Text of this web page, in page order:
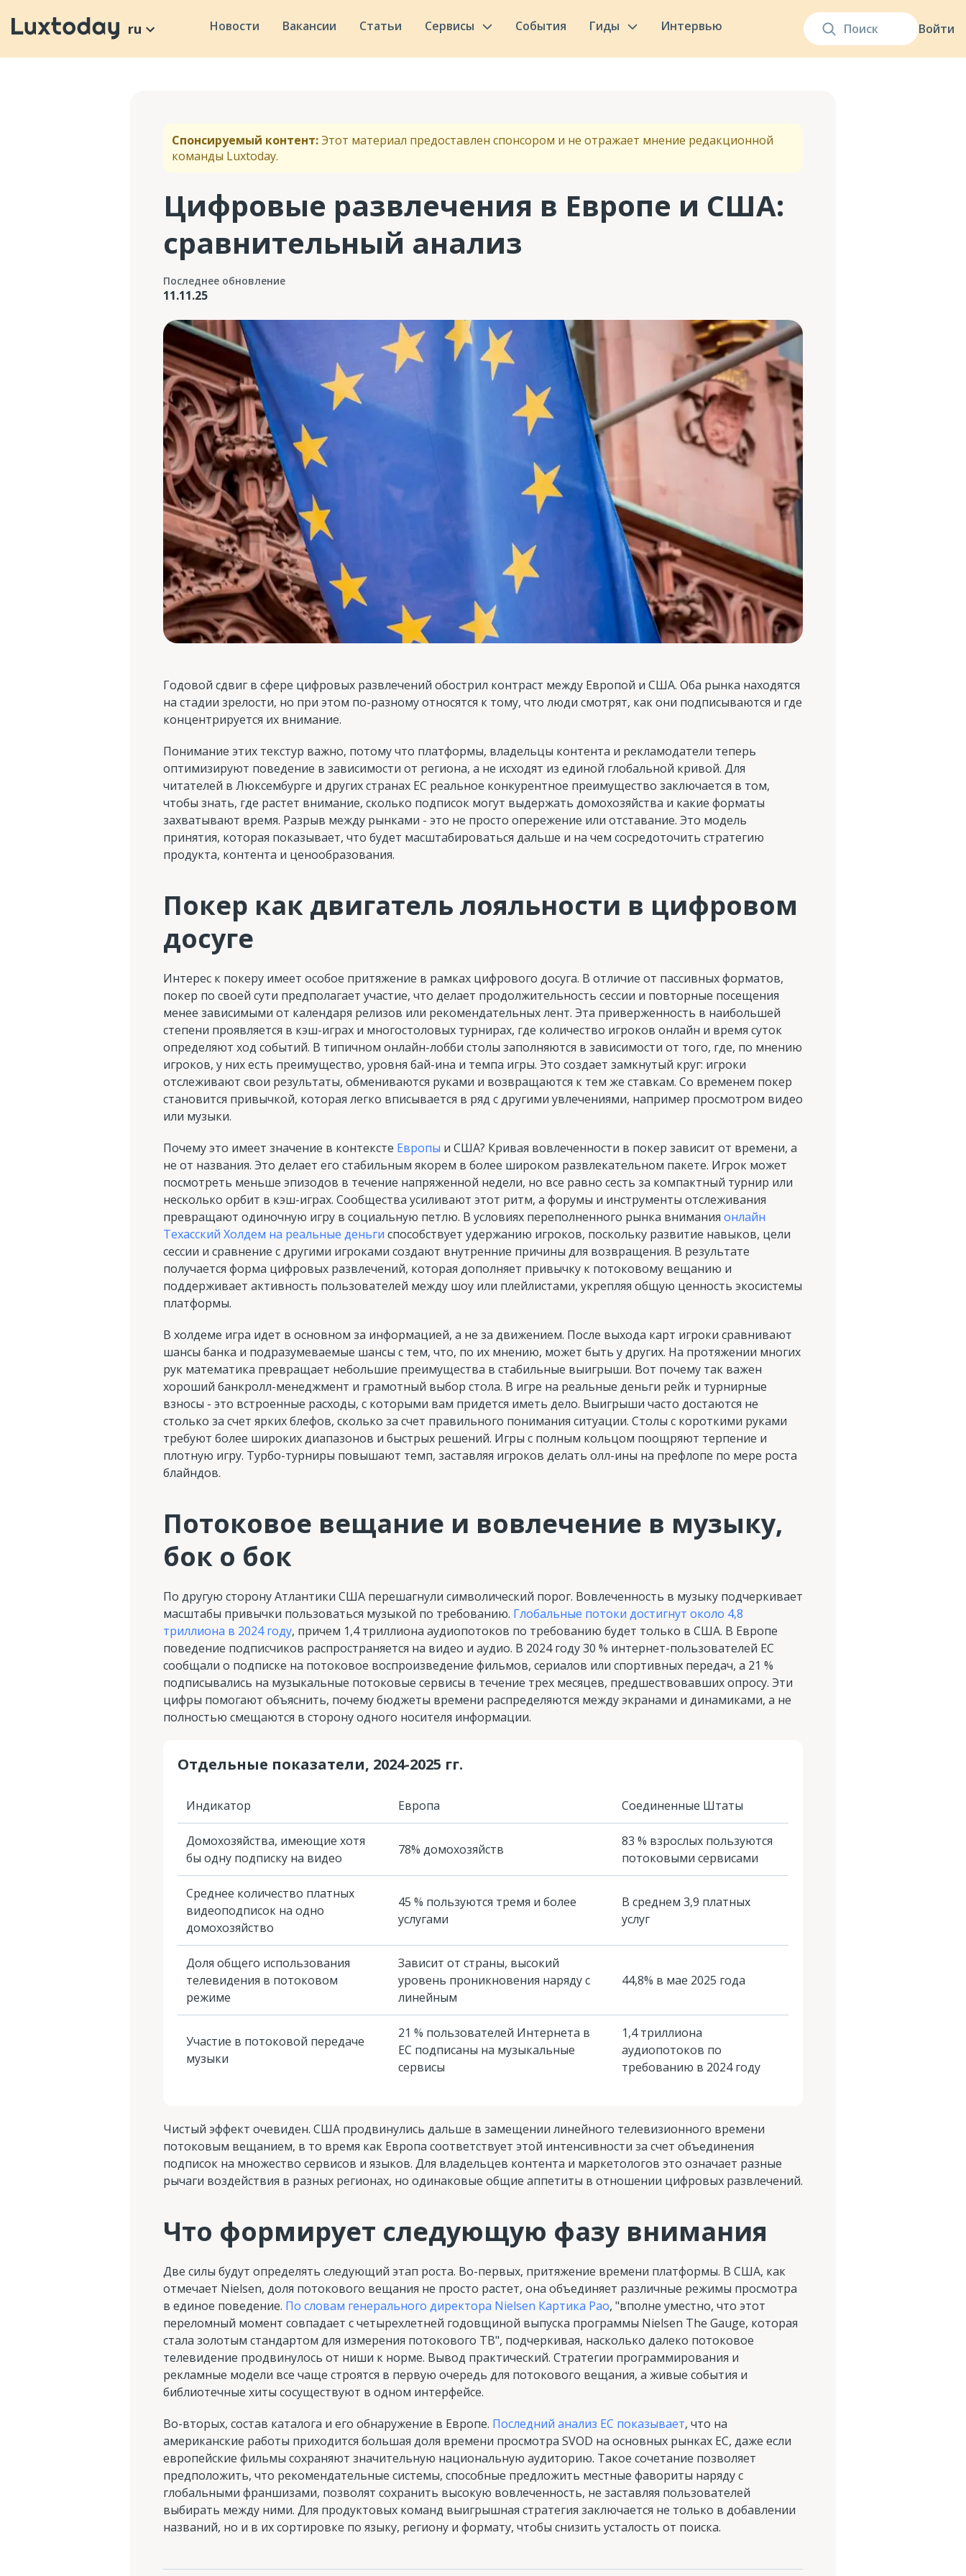
Войти
ru Новости Вакансии Статьи Сервисы События Гиды Интервью
Спонсируемый контент:Этот материал предоставлен спонсором и не отражает мнение редакционной
команды Luxtoday.
Цифровые развлечения в Европе и США:
сравнительный анализ
Последнее обновление
11.11.25
Годовой сдвиг в сфере цифровых развлечений обострил контраст между Европой и США. Оба рынка находятся
на стадии зрелости, но при этом по-разному относятся к тому, что люди смотрят, как они подписываются и где
концентрируется их внимание.
Понимание этих текстур важно, потому что платформы, владельцы контента и рекламодатели теперь
оптимизируют поведение в зависимости от региона, а не исходят из единой глобальной кривой. Для
читателей в Люксембурге и других странах ЕС реальное конкурентное преимущество заключается в том,
чтобы знать, где растет внимание, сколько подписок могут выдержать домохозяйства и какие форматы
захватывают время. Разрыв между рынками - это не просто опережение или отставание. Это модель
принятия, которая показывает, что будет масштабироваться дальше и на чем сосредоточить стратегию
продукта, контента и ценообразования.
Покер как двигатель лояльности в цифровом
досуге
Интерес к покеру имеет особое притяжение в рамках цифрового досуга. В отличие от пассивных форматов,
покер по своей сути предполагает участие, что делает продолжительность сессии и повторные посещения
менее зависимыми от календаря релизов или рекомендательных лент. Эта приверженность в наибольшей
степени проявляется в кэш-играх и многостоловых турнирах, где количество игроков онлайн и время суток
определяют ход событий. В типичном онлайн-лобби столы заполняются в зависимости от того, где, по мнению
игроков, у них есть преимущество, уровня бай-ина и темпа игры. Это создает замкнутый круг: игроки
отслеживают свои результаты, обмениваются руками и возвращаются к тем же ставкам. Со временем покер
становится привычкой, которая легко вписывается в ряд с другими увлечениями, например просмотром видео
или музыки.
Почему это имеет значение в контексте Европы и США? Кривая вовлеченности в покер зависит от времени, а
не от названия. Это делает его стабильным якорем в более широком развлекательном пакете. Игрок может
посмотреть меньше эпизодов в течение напряженной недели, но все равно сесть за компактный турнир или
несколько орбит в кэш-играх. Сообщества усиливают этот ритм, а форумы и инструменты отслеживания
превращают одиночную игру в социальную петлю. В условиях переполненного рынка внимания онлайн
Техасский Холдем на реальные деньги способствует удержанию игроков, поскольку развитие навыков, цели
сессии и сравнение с другими игроками создают внутренние причины для возвращения. В результате
получается форма цифровых развлечений, которая дополняет привычку к потоковому вещанию и
поддерживает активность пользователей между шоу или плейлистами, укрепляя общую ценность экосистемы
платформы.
В холдеме игра идет в основном за информацией, а не за движением. После выхода карт игроки сравнивают
шансы банка и подразумеваемые шансы с тем, что, по их мнению, может быть у других. На протяжении многих
рук математика превращает небольшие преимущества в стабильные выигрыши. Вот почему так важен
хороший банкролл-менеджмент и грамотный выбор стола. В игре на реальные деньги рейк и турнирные
взносы - это встроенные расходы, с которыми вам придется иметь дело. Выигрыши часто достаются не
столько за счет ярких блефов, сколько за счет правильного понимания ситуации. Столы с короткими руками
требуют более широких диапазонов и быстрых решений. Игры с полным кольцом поощряют терпение и
плотную игру. Турбо-турниры повышают темп, заставляя игроков делать олл-ины на префлопе по мере роста
блайндов.
Потоковое вещание и вовлечение в музыку,
бок о бок
По другую сторону Атлантики США перешагнули символический порог. Вовлеченность в музыку подчеркивает
масштабы привычки пользоваться музыкой по требованию. Глобальные потоки достигнут около 4,8
триллиона в 2024 году, причем 1,4 триллиона аудиопотоков по требованию будет только в США. В Европе
поведение подписчиков распространяется на видео и аудио. В 2024 году 30 % интернет-пользователей ЕС
сообщали о подписке на потоковое воспроизведение фильмов, сериалов или спортивных передач, а 21 %
подписывались на музыкальные потоковые сервисы в течение трех месяцев, предшествовавших опросу. Эти
цифры помогают объяснить, почему бюджеты времени распределяются между экранами и динамиками, а не
полностью смещаются в сторону одного носителя информации.
Отдельные показатели, 2024-2025 гг.
Индикатор Европа Соединенные Штаты
Домохозяйства, имеющие хотя
бы одну подписку на видео
78% домохозяйств
83 % взрослых пользуются
потоковыми сервисами
Среднее количество платных
видеоподписок на одно
домохозяйство
45 % пользуются тремя и более
услугами
В среднем 3,9 платных
услуг
Доля общего использования
телевидения в потоковом
режиме
Зависит от страны, высокий
уровень проникновения наряду с
линейным
44,8% в мае 2025 года
Участие в потоковой передаче
музыки
21 % пользователей Интернета в
ЕС подписаны на музыкальные
сервисы
1,4 триллиона
аудиопотоков по
требованию в 2024 году
Чистый эффект очевиден. США продвинулись дальше в замещении линейного телевизионного времени
потоковым вещанием, в то время как Европа соответствует этой интенсивности за счет объединения
подписок на множество сервисов и языков. Для владельцев контента и маркетологов это означает разные
рычаги воздействия в разных регионах, но одинаковые общие аппетиты в отношении цифровых развлечений.
Что формирует следующую фазу внимания
Две силы будут определять следующий этап роста. Во-первых, притяжение времени платформы. В США, как
отмечает Nielsen, доля потокового вещания не просто растет, она объединяет различные режимы просмотра
в единое поведение. По словам генерального директора Nielsen Картика Рао, "вполне уместно, что этот
переломный момент совпадает с четырехлетней годовщиной выпуска программы Nielsen The Gauge, которая
стала золотым стандартом для измерения потокового ТВ", подчеркивая, насколько далеко потоковое
телевидение продвинулось от ниши к норме. Вывод практический. Стратегии программирования и
рекламные модели все чаще строятся в первую очередь для потокового вещания, а живые события и
библиотечные хиты сосуществуют в одном интерфейсе.
Во-вторых, состав каталога и его обнаружение в Европе. Последний анализ ЕС показывает, что на
американские работы приходится большая доля времени просмотра SVOD на основных рынках ЕС, даже если
европейские фильмы сохраняют значительную национальную аудиторию. Такое сочетание позволяет
предположить, что рекомендательные системы, способные предложить местные фавориты наряду с
глобальными франшизами, позволят сохранить высокую вовлеченность, не заставляя пользователей
выбирать между ними. Для продуктовых команд выигрышная стратегия заключается не только в добавлении
названий, но и в их сортировке по языку, региону и формату, чтобы снизить усталость от поиска.